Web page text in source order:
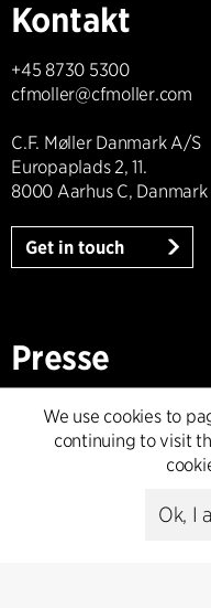
Kontakt
+45 8730 5300
cfmoller@cfmoller.com
C.F. Møller Danmark A/S
Europaplads 2, 11.
8000 Aarhus C, Danmark
Get in touch
Presse
Head of Communications
Peter Sikker Rasmussen
T +45 6193 6857
We use cookies to
continuing to visit
Ok, I